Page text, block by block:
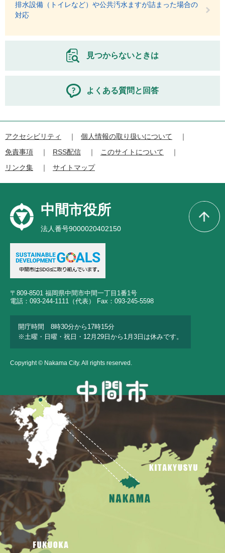
排水設備（トイレなど）や公共汚水ますが詰まった場合の
対応
見つからないときは
よくある質問と回答
アクセシビリティ
個人情報の取り扱いについて
免責事項
RSS配信
このサイトについて
リンク集
サイトマップ
中間市役所
法人番号9000020402150
〒809-8501 福岡県中間市中間一丁目1番1号
電話：093-244-1111（代表） Fax：093-245-5598
開庁時間 8時30分から17時15分
※土曜・日曜・祝日・12月29日から1月3日は休みです。
Copyright © Nakama City. All rights reserved.